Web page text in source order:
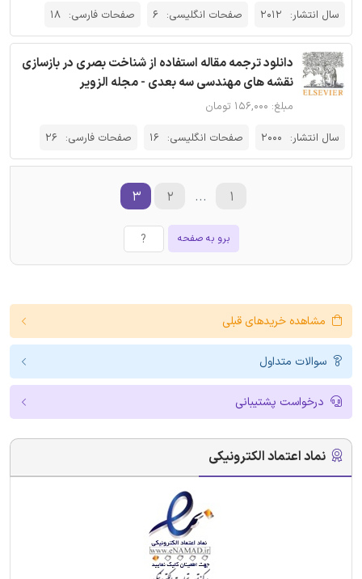
سال انتشار: 2012 صفحات انگلیسی: 6 صفحات فارسی: 18
دانلود ترجمه مقاله استفاده از شناخت بصری در بازسازی
نقشه های مهندسی سه بعدی - مجله الزویر
مبلغ: ۱۵۶,۰۰۰ تومان
سال انتشار: 2000 صفحات انگلیسی: 16 صفحات فارسی: 26
برو به صفحه
۱ ... ۲ ۳
مشاهده خریدهای قبلی
سوالات متداول
درخواست پشتیبانی
نماد اعتماد الکترونیکی